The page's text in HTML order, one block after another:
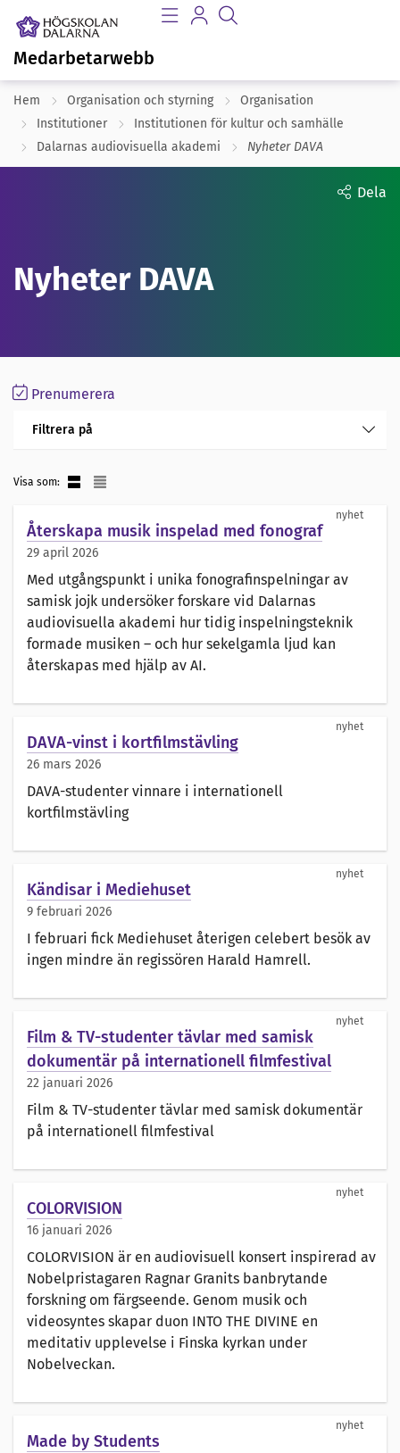
Medarbetarwebb
Hem Organisation och styrning
Organisation
Institutioner
Institutionen för kultur och samhälle
Dalarnas audiovisuella akademi
Nyheter DAVA
Dela
Nyheter DAVA
Prenumerera
Filtrera på
Visa som:
Återskapa musik inspelad med fonograf
29 april 2026
Med utgångspunkt i unika fonografinspelningar av
samisk jojk undersöker forskare vid Dalarnas
audiovisuella akademi hur tidig inspelningsteknik
formade musiken – och hur sekelgamla ljud kan
återskapas med hjälp av AI.
nyhet
DAVA-vinst i kortfilmstävling
26 mars 2026
DAVA-studenter vinnare i internationell
kortfilmstävling
nyhet
Kändisar i Mediehuset
9 februari 2026
I februari fick Mediehuset återigen celebert besök av
ingen mindre än regissören Harald Hamrell.
nyhet
Film & TV-studenter tävlar med samisk
dokumentär på internationell filmfestival
22 januari 2026
Film & TV-studenter tävlar med samisk dokumentär
på internationell filmfestival
nyhet
COLORVISION
16 januari 2026
COLORVISION är en audiovisuell konsert inspirerad av
Nobelpristagaren Ragnar Granits banbrytande
forskning om färgseende. Genom musik och
videosyntes skapar duon INTO THE DIVINE en
meditativ upplevelse i Finska kyrkan under
Nobelveckan.
nyhet
Made by Students
nyhet